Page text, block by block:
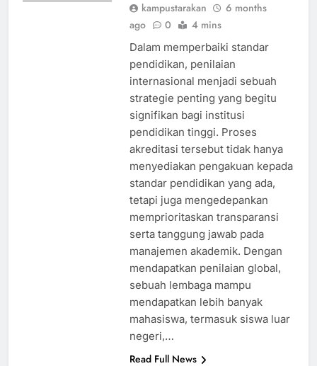
kampustarakan
6 months
ago
0 4 mins
Dalam memperbaiki standar
pendidikan, penilaian
internasional menjadi sebuah
strategie penting yang begitu
signifikan bagi institusi
pendidikan tinggi. Proses
akreditasi tersebut tidak hanya
menyediakan pengakuan kepada
standar pendidikan yang ada,
tetapi juga mengedepankan
memprioritaskan transparansi
serta tanggung jawab pada
manajemen akademik. Dengan
mendapatkan penilaian global,
sebuah lembaga mampu
mendapatkan lebih banyak
mahasiswa, termasuk siswa luar
negeri,…
Read Full News